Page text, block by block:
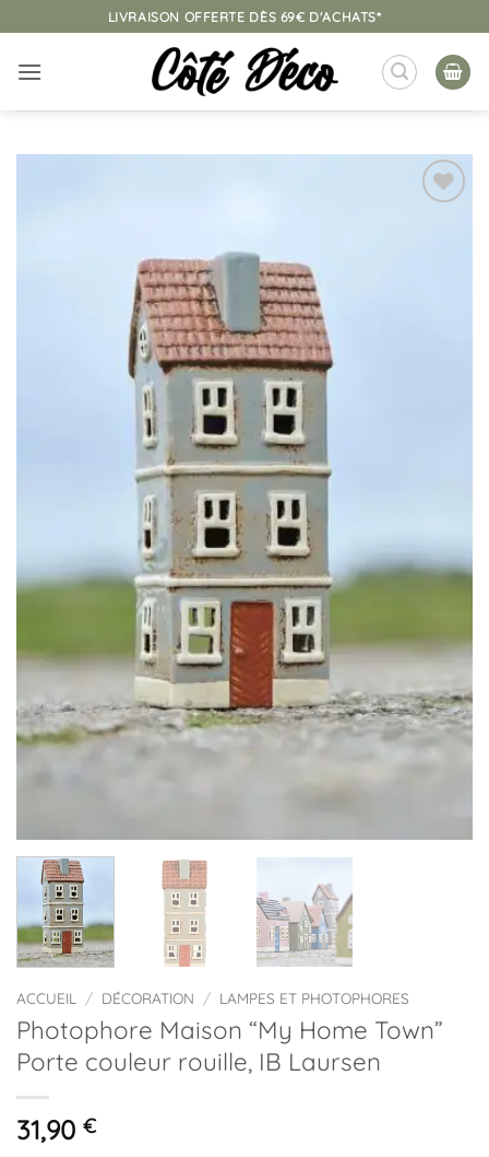
au
contenu
LIVRAISON OFFERTE DÈS 69€ D'ACHATS*
ACCUEIL / DÉCORATION / LAMPES ET PHOTOPHORES
Photophore Maison “My Home Town”
Porte couleur rouille, IB Laursen
31,90 €